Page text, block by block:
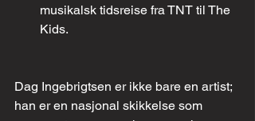
musikalsk tidsreise fra TNT til The
Kids.
Dag Ingebrigtsen er ikke bare en artist;
han er en nasjonal skikkelse som